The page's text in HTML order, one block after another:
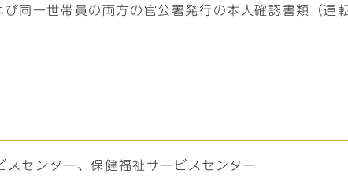
同一世帯員の両方の官公署発行の本人確認書類（運
センター、保健福祉サービスセンター